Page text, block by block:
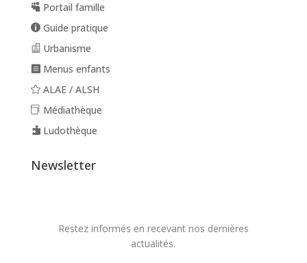
Portail famille
Guide pratique
Urbanisme
Menus enfants
ALAE / ALSH
Médiathèque
Ludothèque
Newsletter
Restez informés en recevant nos dernières
actualités.